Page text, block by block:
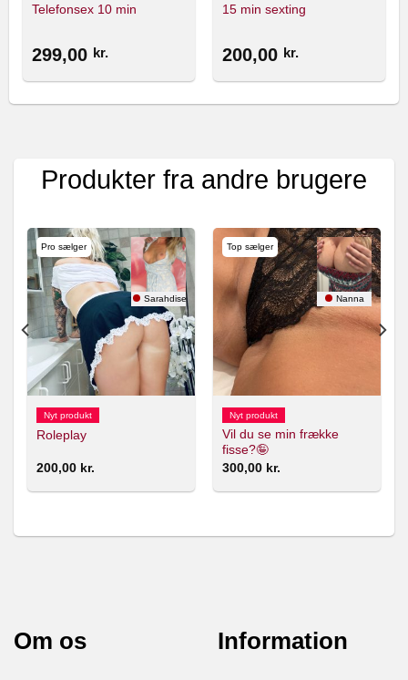
Telefonsex 10 min
299,00 kr.
15 min sexting
200,00 kr.
Produkter fra andre brugere
Pro sælger
Sarahdise
Nyt produkt
Roleplay
200,00 kr.
Top sælger
Nanna
Nyt produkt
Vil du se min frække
fisse?🤪
300,00 kr.
Om os Information